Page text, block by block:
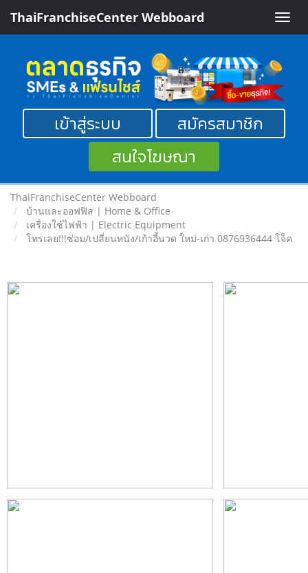
Toggle
ThaiFranchiseCenter Webboard
เข้าสู่ระบบ
สมัครสมาชิก
สนใจโฆษณา
ThaiFranchiseCenter Webboard
บ้านและออฟฟิส | Home & Office
เครื่องใช้ไฟฟ้า | Electric Equipment
โทรเลย!!!ซ่อม/เปลี่ยนหนัง/เก้าอี้นวด ใหม่-เก่า 0876936444 โจ็ค